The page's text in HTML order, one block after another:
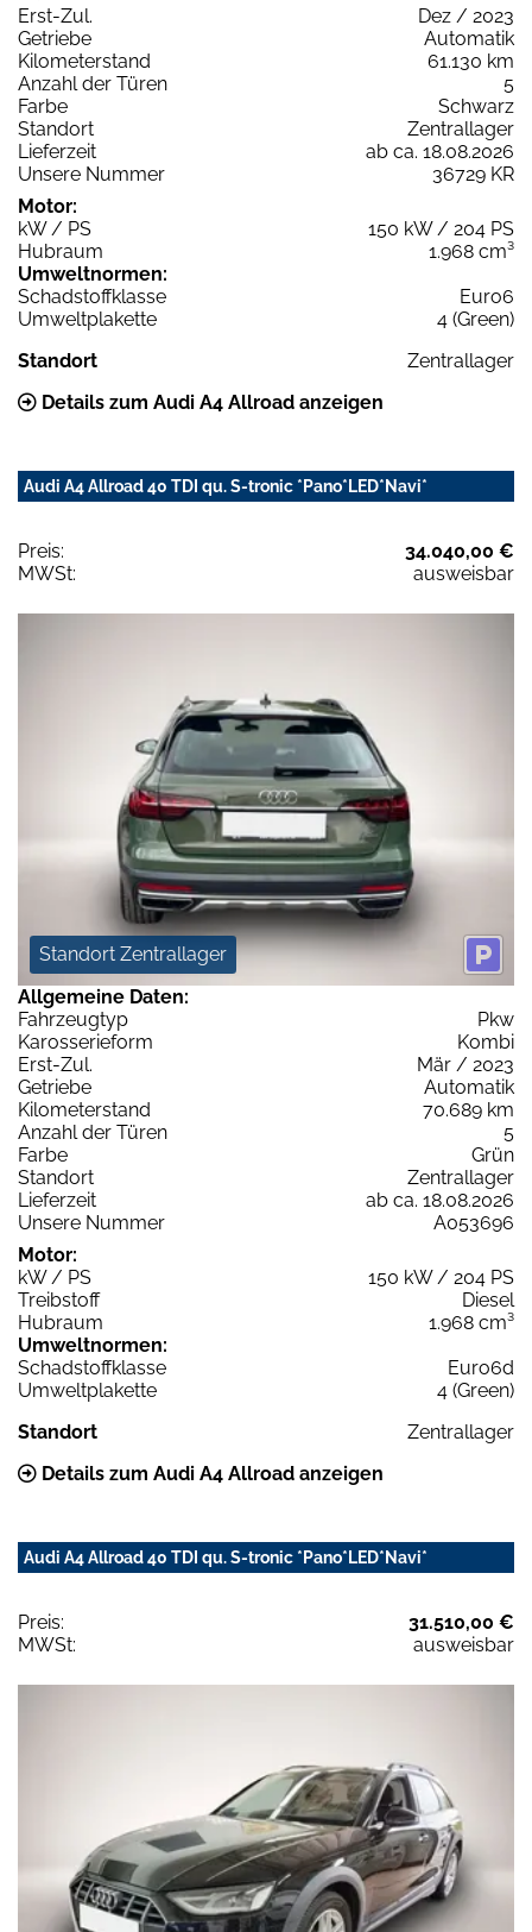
Erst-Zul.
Dez / 2023
Getriebe
Automatik
Kilometerstand
61.130 km
Anzahl der Türen
5
Farbe
Schwarz
Standort
Zentrallager
Lieferzeit
ab ca. 18.08.2026
Unsere Nummer
36729 KR
Motor:
kW / PS
150 kW / 204 PS
Hubraum
1.968 cm³
Umweltnormen:
Schadstoffklasse
Euro6
Umweltplakette
4 (Green)
Standort
Zentrallager
Details zum Audi A4 Allroad anzeigen
Audi A4 Allroad 40 TDI qu. S-tronic *Pano*LED*Navi*
Preis:
34.040,00 €
MWSt:
ausweisbar
Standort Zentrallager
Allgemeine Daten:
Fahrzeugtyp
Pkw
Karosserieform
Kombi
Erst-Zul.
Mär / 2023
Getriebe
Automatik
Kilometerstand
70.689 km
Anzahl der Türen
5
Farbe
Grün
Standort
Zentrallager
Lieferzeit
ab ca. 18.08.2026
Unsere Nummer
A053696
Motor:
kW / PS
150 kW / 204 PS
Treibstoff
Diesel
Hubraum
1.968 cm³
Umweltnormen:
Schadstoffklasse
Euro6d
Umweltplakette
4 (Green)
Standort
Zentrallager
Details zum Audi A4 Allroad anzeigen
Audi A4 Allroad 40 TDI qu. S-tronic *Pano*LED*Navi*
Preis:
31.510,00 €
MWSt:
ausweisbar